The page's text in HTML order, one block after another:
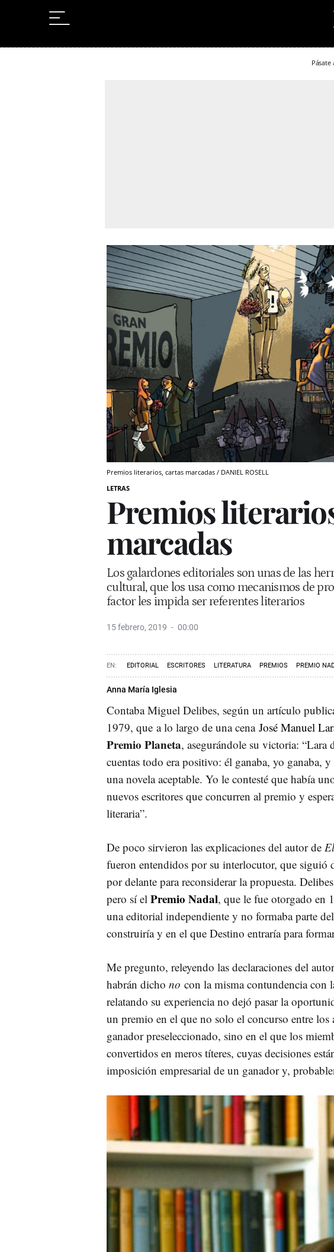
Pásate
Premios literarios, cartas marcadas / DANIEL ROSELL
LETRAS
Premios
marcadas
Los galardones editoriales son unas de las
cultural, que los usa como mecanismos de
factor les impida ser referentes literarios
15 febrero, 2019 00:00
EDITORIAL ESCRITORES LITERATURA PREMIOS PREMIO
Anna María Iglesia
Contaba Miguel Delibes, según un artículo
1979, que a lo largo de una cena José Manuel
Premio Planeta, asegurándole su victoria: “Lara
cuentas todo era positivo: él ganaba, yo ganaba,
una novela aceptable. Yo le contesté que había
nuevos escritores que concurren al premio y
literaria”.
De poco sirvieron las explicaciones del autor de
fueron entendidos por su interlocutor, que siguió
por delante para reconsiderar la propuesta.
pero sí el Premio Nadal, que le fue otorgado en
una editorial independiente y no formaba parte
construiría y en el que Destino entraría para
Me pregunto, releyendo las declaraciones del
habrán dicho no con la misma contundencia con
relatando su experiencia no dejó pasar la
un premio en el que no solo el concurso entre los
ganador preseleccionado, sino en el que los
convertidos en meros títeres, cuyas decisiones
imposición empresarial de un ganador y,